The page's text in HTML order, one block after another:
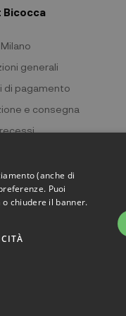
Bicocca
generali
di pagamento
e consegna
policy (anche di
Puoi
chiudere il banner.